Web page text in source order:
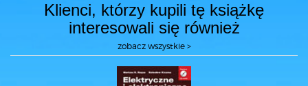
Klienci, którzy kupili tę książkę
interesowali się również
zobacz wszystkie >